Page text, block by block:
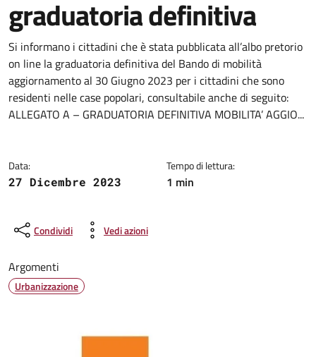
graduatoria definitiva
Dettagli della notizia
Si informano i cittadini che è stata pubblicata all’albo pretorio
on line la graduatoria definitiva del Bando di mobilità
aggiornamento al 30 Giugno 2023 per i cittadini che sono
residenti nelle case popolari, consultabile anche di seguito:
ALLEGATO A – GRADUATORIA DEFINITIVA MOBILITA’ AGGIO...
Data:
27 Dicembre 2023
Tempo di lettura:
1 min
Condividi Vedi azioni
Argomenti
Urbanizzazione